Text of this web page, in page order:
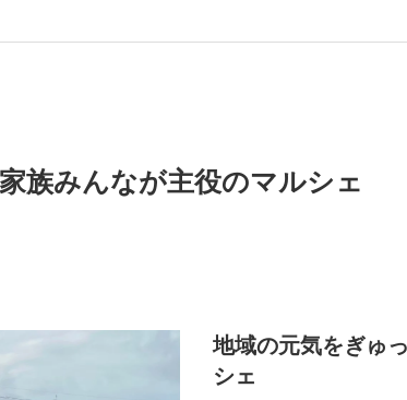
族みんなが主役のマルシェ
地域の元気をぎゅ
シェ